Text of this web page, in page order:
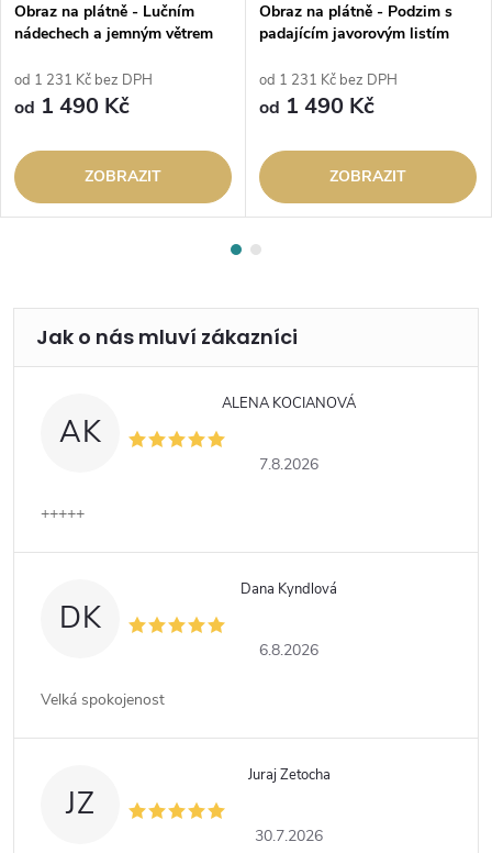
Obraz na plátně - Lučním
nádechech a jemným větrem
od 1 231 Kč bez DPH
od 1 490 Kč
ZOBRAZIT
Obraz na plátně - Podzim s
padajícím javorovým listím
od 1 231 Kč bez DPH
od 1 490 Kč
ZOBRAZIT
AK
ALENA KOCIANOVÁ
7.8.2026
+++++
DK
Dana Kyndlová
6.8.2026
Velká spokojenost
JZ
Juraj Zetocha
30.7.2026